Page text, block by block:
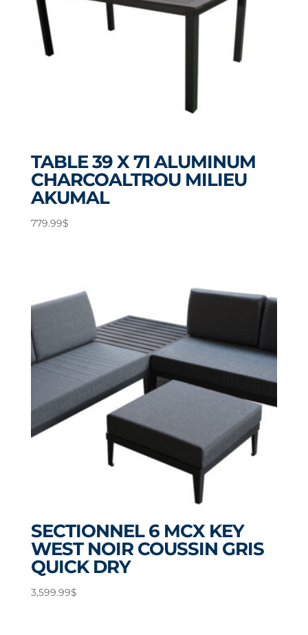
TABLE 39 X 71 ALUMINUM
CHARCOALTROU MILIEU
AKUMAL
779.99$
SECTIONNEL 6 MCX KEY
WEST NOIR COUSSIN GRIS
QUICK DRY
3,599.99$